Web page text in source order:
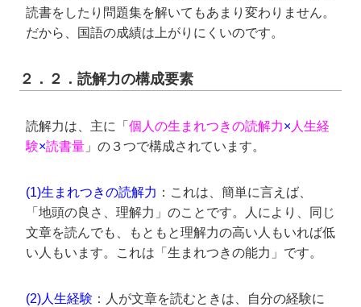
読書をしたり問題集を解いてもあまり変わりません。
だから、国語の成績は上がりにくいのです。
２．２．読解力の構成要素
読解力は、主に「 個人の生まれつきの読解力×人生経
験×読書量 」の３つで構成されています。
(1)生まれつきの読解力 ：これは、簡単に言えば、
「地頭の良さ、理解力」のことです。人により、同じ
文章を読んでも、もともと理解力の高い人もいれば低
い人もいます。これは「生まれつきの能力」です。
(2)人生経験 ：人が文章を読むときは、自分の経験に